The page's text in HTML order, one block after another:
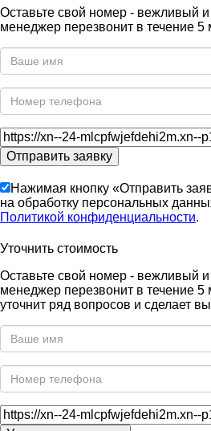
Оставьте свой номер - вежливый
менеджер перезвонит в течение
Нажимая кнопку «Отправить
на обработку персональных
Политикой конфиденциальности.
Уточнить стоимость
Оставьте свой номер - вежливый
менеджер перезвонит в течение 5
уточнит ряд вопросов и сделает